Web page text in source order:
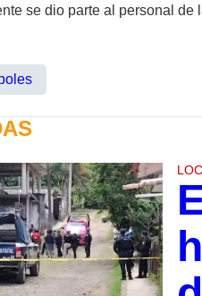
se dio parte al personal